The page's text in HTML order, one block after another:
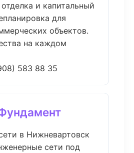
и капитальный
для
объектов.
на каждом
583 88 35
в Нижневартовск
сети под